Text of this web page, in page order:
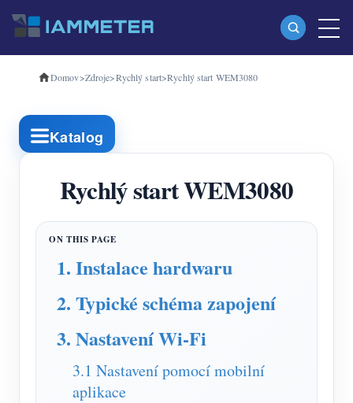
produkty
Jednofázový Wi-Fi měřič energie (WEM3080)
Třífázový Wi-Fi měřič energie (WEM3080T)
Třífázový Wi-Fi měřič energie (WEM3046T)
Třífázový Wi-Fi měřič energie (WEM3050T)
WiFi Power Controller
IAMMETER Cloud Pro
Samoobslužná hostingová služba
Virtuální měřič
Domov>Zdroje>Rychlý start>Rychlý start WEM3080
Katalog
Rychlý start WEM3080
1. Instalace hardwaru
2. Typické schéma zapojení
3. Nastavení Wi-Fi
3.1 Nastavení pomocí mobilní
aplikace